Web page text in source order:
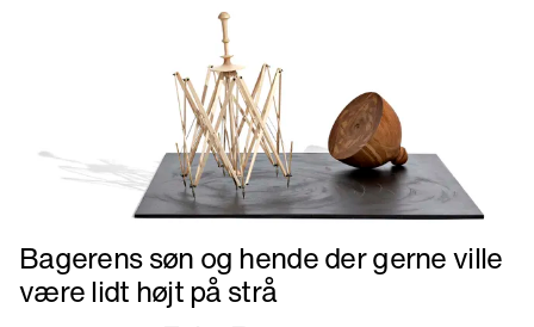
Læs
mere
om
Bagerens søn og hende der gerne ville
være lidt højt på strå